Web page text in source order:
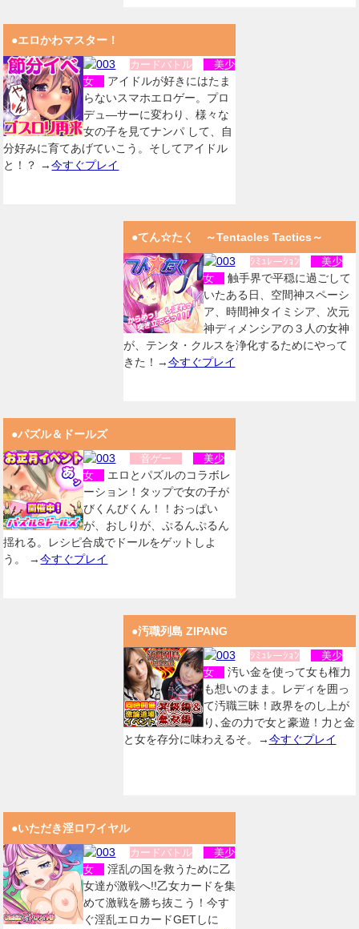
●エロかわマスター！
カードバトル
美少
女
アイドルが好きにはたま
らないスマホエロゲー。プロ
デュ―サーに変わり、様々な
女の子を見てナンパ して、自
分好みに育てあげていこう。そしてアイドル
と！？ →今すぐプレイ
●てん☆たく ～Tentacles Tactics～
ｼﾐｭﾚーｼｮﾝ
美少
女
触手界で平穏に過ごして
いたある日、空間神スペーシ
ア、時間神タイミシア、次元
神ディメンシアの３人の女神
が、テンタ・クルスを浄化するためにやって
きた！→今すぐプレイ
●パズル＆ドールズ
音ゲー
美少
女
エロとパズルのコラボレ
ーション！タップで女の子が
びくんびくん！！おっぱい
が、おしりが、ぷるんぷるん
揺れる。レシピ合成でドールをゲットしよ
う。 →今すぐプレイ
●汚職列島 ZIPANG
ｼﾐｭﾚーｼｮﾝ
美少
女
汚い金を使って女も権力
も想いのまま。レディを囲っ
て汚職三昧！政界をのし上が
り､金の力で女と豪遊！力と金
と女を存分に味わえるそ。→今すぐプレイ
●いただき淫ロワイヤル
カードバトル
美少
女
淫乱の国を救うために乙
女達が激戦へ!!乙女カードを集
めて激戦を勝ち抜こう！今す
ぐ淫乱エロカードGETしに